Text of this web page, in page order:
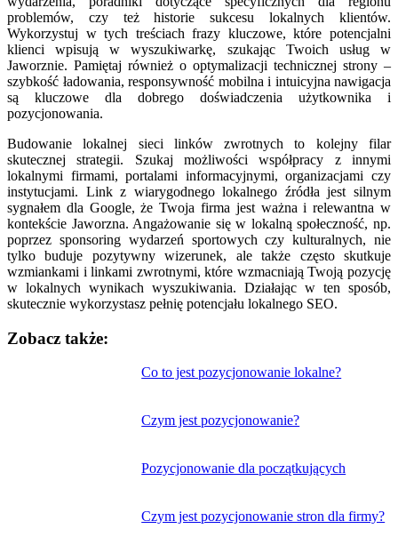
problemów, czy też historie sukcesu lokalnych klientów.
Wykorzystuj w tych treściach frazy kluczowe, które potencjalni
klienci wpisują w wyszukiwarkę, szukając Twoich usług w
Jaworznie. Pamiętaj również o optymalizacji technicznej strony –
szybkość ładowania, responsywność mobilna i intuicyjna nawigacja
są kluczowe dla dobrego doświadczenia użytkownika i
pozycjonowania.
Budowanie lokalnej sieci linków zwrotnych to kolejny filar
skutecznej strategii. Szukaj możliwości współpracy z innymi
lokalnymi firmami, portalami informacyjnymi, organizacjami czy
instytucjami. Link z wiarygodnego lokalnego źródła jest silnym
sygnałem dla Google, że Twoja firma jest ważna i relewantna w
kontekście Jaworzna. Angażowanie się w lokalną społeczność, np.
poprzez sponsoring wydarzeń sportowych czy kulturalnych, nie
tylko buduje pozytywny wizerunek, ale także często skutkuje
wzmiankami i linkami zwrotnymi, które wzmacniają Twoją pozycję
w lokalnych wynikach wyszukiwania. Działając w ten sposób,
skutecznie wykorzystasz pełnię potencjału lokalnego SEO.
Zobacz także:
Co to jest pozycjonowanie lokalne?
Czym jest pozycjonowanie?
Pozycjonowanie dla początkujących
Czym jest pozycjonowanie stron dla firmy?